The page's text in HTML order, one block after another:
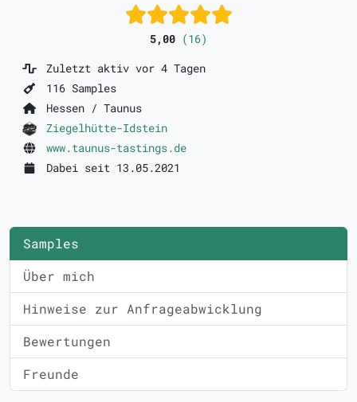
5,00 (16)
Zuletzt aktiv vor 4 Tagen
116 Samples
Hessen / Taunus
Ziegelhütte-Idstein
www.taunus-tastings.de
Dabei seit 13.05.2021
Samples
Über mich
Hinweise zur Anfrageabwicklung
Bewertungen
Freunde